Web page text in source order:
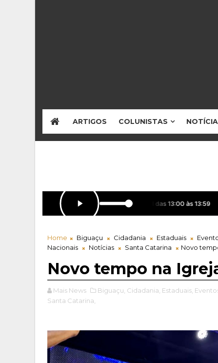
ARTIGOS COLUNISTAS
Home Biguaçu Cidadania Estaduais
Nacionais
Notícias Santa Catarina Novo
Novo tempo na
Mais News Biguaçu, Cidadania, Estaduais,
Santa Catarina,